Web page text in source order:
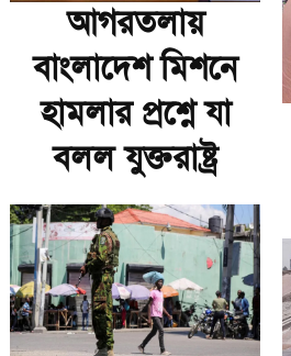
আগরতলায়
বাংলাদেশ মিশনে
হামলার প্রশ্নে যা
বলল যুক্তরাষ্ট্র